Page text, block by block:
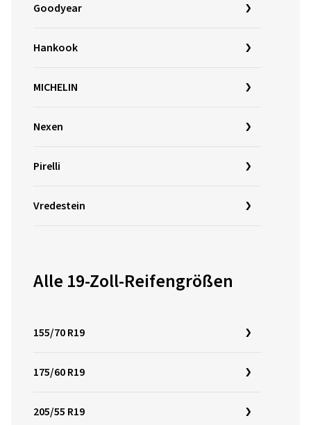
Goodyear
Hankook
MICHELIN
Nexen
Pirelli
Vredestein
Alle 19-Zoll-Reifengrößen
155/70 R19
175/60 R19
205/55 R19